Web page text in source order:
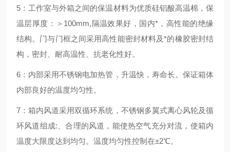
5：工作室与外箱之间的保温材料为优质硅铝酸高温棉，保
温层厚度：＞100mm,隔温效果好，国内*，高性能的绝缘
结构。门与门框之间采用高性能密封材料及*的橡胶密封结
构，密封、耐高温性、抗老化性好。
6：内部采用不锈钢电加热管，升温快，寿命长。保证箱体
内部良好的温度均匀性。
7：箱内风道采用双循环系统，不锈钢多翼式离心风轮及循
环风道组成:、合理的风道，能使热空气充分对流，使箱内
温度大限度达到均匀。温度均匀性控制在±2℃。